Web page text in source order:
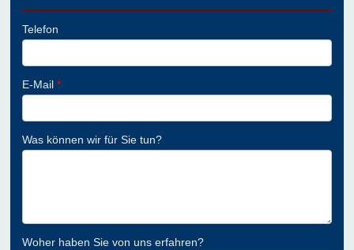
Telefon
E-Mail*
Was können wir für Sie tun?
Woher haben Sie von uns erfahren?